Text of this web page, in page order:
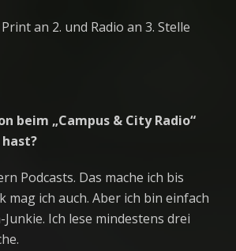
an 2. und Radio an 3. Stelle
beim „Campus & City Radio“
Podcasts. Das mache ich bis
mag ich auch. Aber ich bin einfach
Ich lese mindestens drei